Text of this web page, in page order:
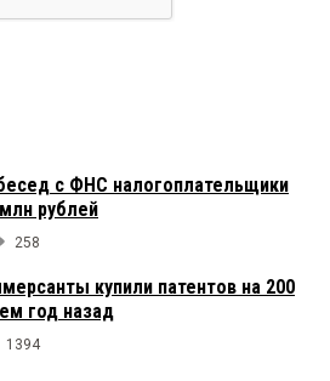
с ФНС налогоплательщики
рублей
258
купили патентов на 200
год назад
1394